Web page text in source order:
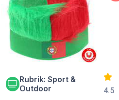
Rubrik: Sport &
Outdoor
4.5